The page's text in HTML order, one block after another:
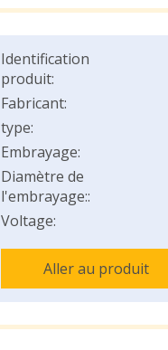
Identification
produit:
Fabricant:
type:
Embrayage:
Diamètre de
l'embrayage::
Voltage:
Aller au produit